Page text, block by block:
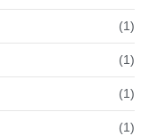
(1)
(1)
(1)
(1)